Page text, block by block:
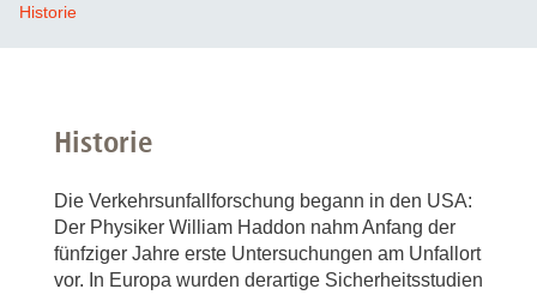
Historie
Historie
Die Verkehrsunfallforschung begann in den USA:
Der Physiker William Haddon nahm Anfang der
fünfziger Jahre erste Untersuchungen am Unfallort
vor. In Europa wurden derartige Sicherheitsstudien